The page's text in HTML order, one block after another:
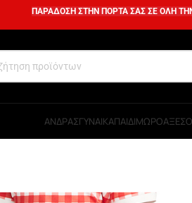
ΠΑΡΑΔΟΣΗ ΣΤΗΝ ΠΟΡΤΑ ΣΑΣ ΣΕ ΟΛΗ
ΑΝΔΡΑΣΓΥΝΑΙΚΑΠΑΙΔΙΜΩΡΟ